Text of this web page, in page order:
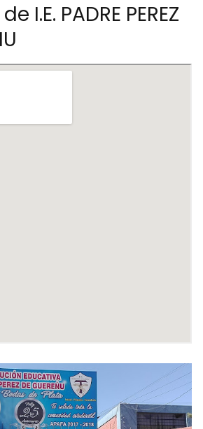
I.E. PADRE PEREZ